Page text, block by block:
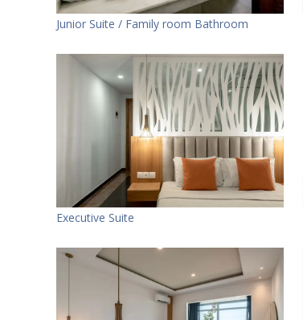
Junior Suite / Family room Bathroom
Executive Suite